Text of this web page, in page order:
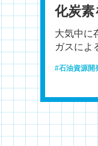
化炭
大気中に
ガスによ
なりまし
石油資源開